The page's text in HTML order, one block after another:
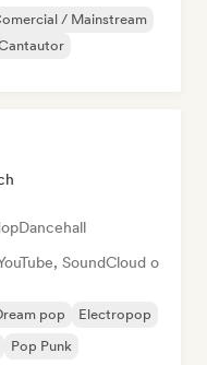
/ Mainstream
Dancehall
SoundCloud o
pop
Electropop
Pop Punk